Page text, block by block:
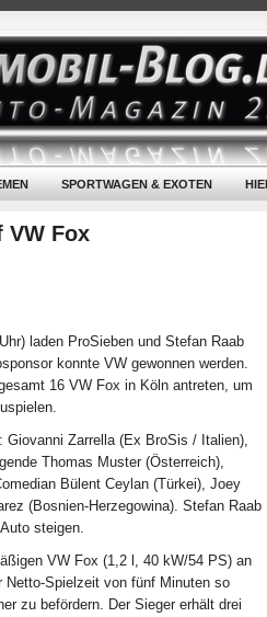
SPORTWAGEN & EXOTEN
VW Fox
laden ProSieben und Stefan Raab
konnte VW gewonnen werden.
16 VW Fox in Köln antreten, um
: Giovanni Zarrella (Ex BroSis / Italien),
Thomas Muster (Österreich),
Bülent Ceylan (Türkei), Joey
(Bosnien-Herzegowina). Stefan Raab
steigen.
VW Fox (1,2 l, 40 kW/54 PS) an
Netto-Spielzeit von fünf Minuten so
zu befördern. Der Sieger erhält drei